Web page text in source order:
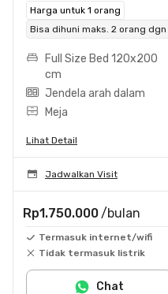
Harga untuk 1 orang
Bisa dihuni maks. 2 orang
Full Size Bed 120x200
cm
Jendela arah dalam
Meja
Lihat Detail
Jadwalkan Visit
Rp1.750.000 /bulan
Termasuk internet/wifi
Tidak termasuk listrik
Chat